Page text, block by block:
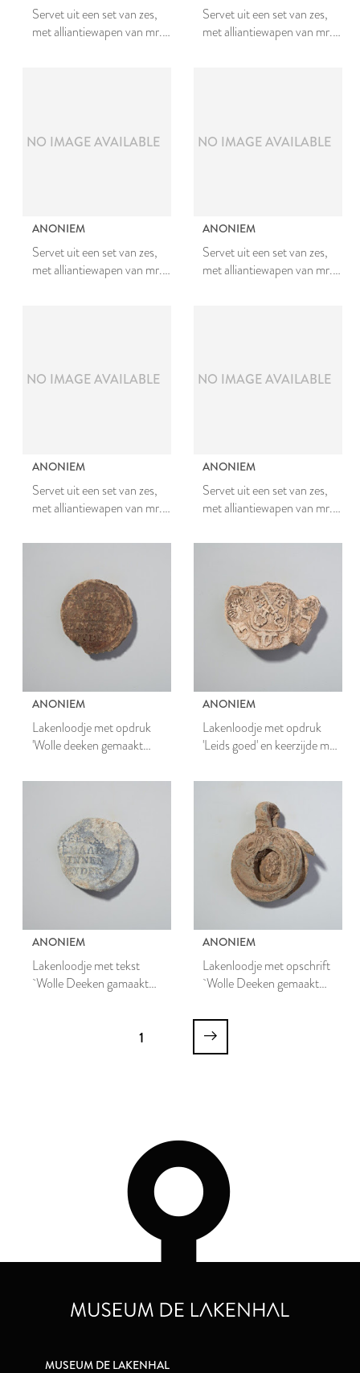
Servet uit een set van zes,
met alliantiewapen van mr.
Servet uit een set van zes,
met alliantiewapen van mr.
NO IMAGE AVAILABLE
ANONIEM
Servet uit een set van zes,
met alliantiewapen van mr.
NO IMAGE AVAILABLE
ANONIEM
Servet uit een set van zes,
met alliantiewapen van mr.
NO IMAGE AVAILABLE
ANONIEM
Servet uit een set van zes,
met alliantiewapen van mr.
Johanna van Teylingen
NO IMAGE AVAILABLE
ANONIEM
Servet uit een set van zes,
met alliantiewapen van mr.
Johanna van Teylingen
ANONIEM
Lakenloodje met opdruk
'Wolle deeken gemaakt
ANONIEM
Lakenloodje met opdruk
'Leids goed' en keerzijde met
ANONIEM
Lakenloodje met tekst
`Wolle Deeken gamaakt
ANONIEM
Lakenloodje met opschrift
`Wolle Deeken gemaakt
1
MUSEUM DE LAKENHAL